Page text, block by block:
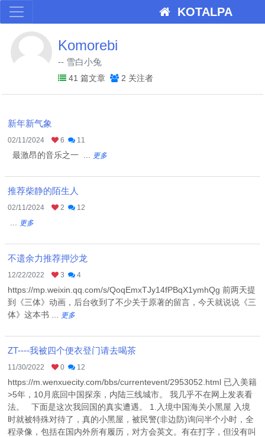
KOTALPA
Komorebi
-- 雪白小兔
41 篇文章 2 关注者
新年新气象
02/11/2024 6 11
最激昂的音乐之一 ... 更多
推荐柴静的陌生人
02/11/2024 2 12
更多
不遗余力推荐押沙龙
12/22/2022 3 4
https://mp.weixin.qq.com/s/QoqEmxTJy14fPBqX1ymhQg 前两天提
到《三体》动画，后台收到了不少关于原著的留言，今天就说说《三
体》这本书 ...
更多
ZT----我被四个便衣登门请去喝茶
11/30/2022 0 12
https://m.wenxuecity.com/bbs/currentevent/2953052.html 已入美籍
>5年，10月底回中国探亲，内陆三线城市。 我几乎不在网上发表看
法。 下面是这次我回国的真实遭遇。 1.入境中国海关小黑屋 入境
时就被特殊对待了，真的小黑屋，被民警(非边防)询问半个小时，全
程录像，包括在国内外所有履历，对方会英文。有在打字，但没有叫